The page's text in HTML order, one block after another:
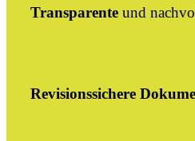
Transparente und
Revisionssichere